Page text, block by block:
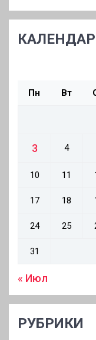
Пн Вт
3 4
10 11
17 18
24 25
31
« Июл
РУБРИКИ